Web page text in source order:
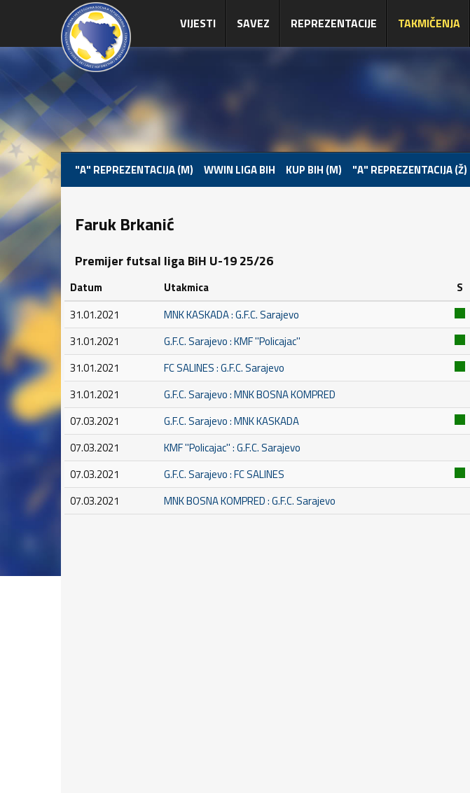
VIJESTI SAVEZ REPREZENTACIJE TAKMIČENJA
"A" REPREZENTACIJA (M) WWIN LIGA BIH KUP BIH (M) "A" REPREZENTACIJA (Ž)
Faruk Brkanić
Premijer futsal liga BiH U-19 25/26
Datum Utakmica S
31.01.2021
MNK KASKADA : G.F.C. Sarajevo
31.01.2021
G.F.C. Sarajevo : KMF ''Policajac''
31.01.2021
FC SALINES : G.F.C. Sarajevo
31.01.2021
G.F.C. Sarajevo : MNK BOSNA KOMPRED
07.03.2021
G.F.C. Sarajevo : MNK KASKADA
07.03.2021
KMF ''Policajac'' : G.F.C. Sarajevo
07.03.2021
G.F.C. Sarajevo : FC SALINES
07.03.2021
MNK BOSNA KOMPRED : G.F.C. Sarajevo